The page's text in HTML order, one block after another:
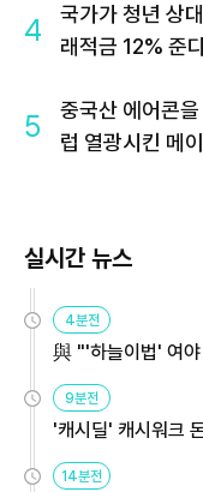
4
국가가 청년 상
래적금 12% 준
5
중국산 에어콘
럽 열광시킨 메이
실시간 뉴스
4분전
與 "'하늘이법' 여
9분전
'캐시딜' 캐시워크
14분전